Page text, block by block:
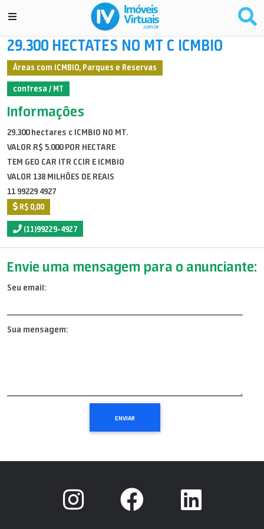
29.300 HECTATES NO MT C ICMBIO
Áreas com ICMBIO, Parques e Reservas
confresa / MT
Informações
29.300 hectares c ICMBIO NO MT.
VALOR R$ 5.000 POR HECTARE
TEM GEO CAR ITR CCIR E ICMBIO
VALOR 138 MILHÕES DE REAIS
11 99229 4927
R$ 0,00
(11)99229-4927
Envie uma mensagem para o anunciante:
Seu email:
Sua mensagem: